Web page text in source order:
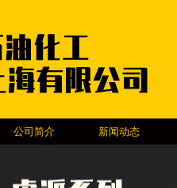
公司简介 新闻动态